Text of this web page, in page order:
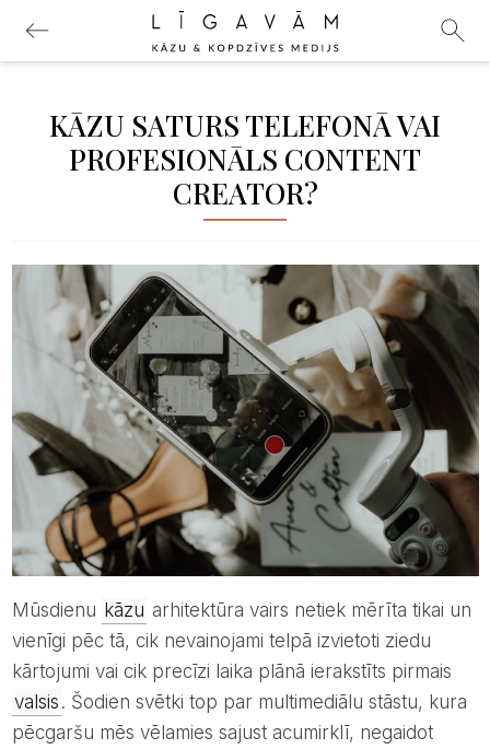
KĀZU SATURS TELEFONĀ VAI
PROFESIONĀLS CONTENT
CREATOR?
Mūsdienu kāzu arhitektūra vairs netiek mērīta tikai un
vienīgi pēc tā, cik nevainojami telpā izvietoti ziedu
kārtojumi vai cik precīzi laika plānā ierakstīts pirmais
valsis . Šodien svētki top par multimediālu stāstu, kura
pēcgaršu mēs vēlamies sajust acumirklī, negaidot